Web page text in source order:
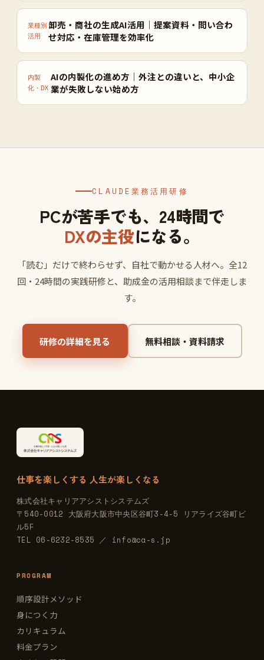
業種別
活用
卸売・商社の生成AI活用｜提案資料・問い合わ
せ対応・在庫管理を効率化
内製
化・DX
AIの内製化の進め方｜外注との違いと、中小企
業が失敗しない始め方
CLAUDE業務活用研修
PCが苦手でも、24時間で
DXの主役になる。
「読む」だけで終わらせず、自社で動かせる人材へ。全12
回・24時間の実践研修と、助成金の活用相談まで伴走しま
す。
研修の詳細を見る 無料相談・資料請求
仕事を楽しくする 人生が楽しくなる
株式会社キャリアアシストシステムズ
〒540-0012 大阪府大阪市中央区谷町3-4-5 リアライズ谷町ビ
ル5F
TEL 06-6232-8535 ／ info@ca-s.jp
PROGRAM
順序設計メソッド
身につく力
カリキュラム
料金プラン